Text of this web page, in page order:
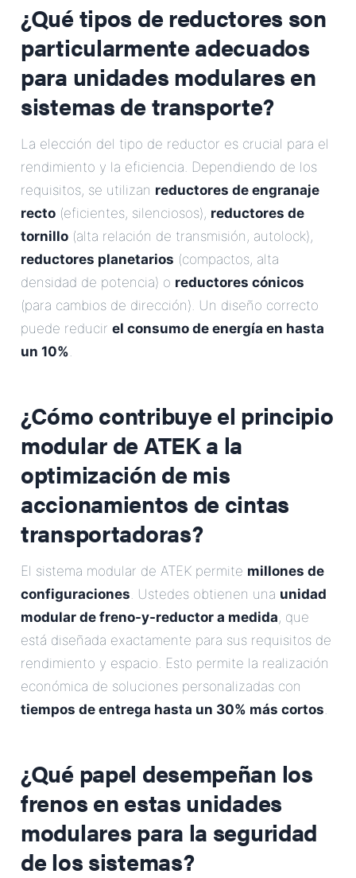
¿Qué tipos de reductores son
particularmente adecuados
para unidades modulares en
sistemas de transporte?
La elección del tipo de reductor es crucial para el
rendimiento y la eficiencia. Dependiendo de los
requisitos, se utilizan reductores de engranaje
recto (eficientes, silenciosos), reductores de
tornillo (alta relación de transmisión, autolock),
reductores planetarios (compactos, alta
densidad de potencia) o reductores cónicos
(para cambios de dirección). Un diseño correcto
puede reducir el consumo de energía en hasta
un 10%.
¿Cómo contribuye el principio
modular de ATEK a la
optimización de mis
accionamientos de cintas
transportadoras?
El sistema modular de ATEK permite millones de
configuraciones. Ustedes obtienen una unidad
modular de freno-y-reductor a medida, que
está diseñada exactamente para sus requisitos de
rendimiento y espacio. Esto permite la realización
económica de soluciones personalizadas con
tiempos de entrega hasta un 30% más cortos.
¿Qué papel desempeñan los
frenos en estas unidades
modulares para la seguridad
de los sistemas?